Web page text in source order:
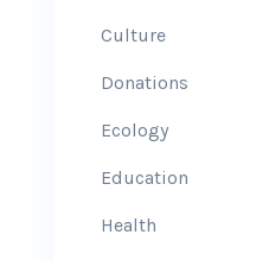
Culture
Donations
Ecology
Education
Health